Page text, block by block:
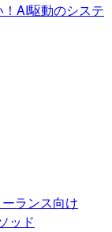
！AI駆動のシステ
ランス向け
ッド